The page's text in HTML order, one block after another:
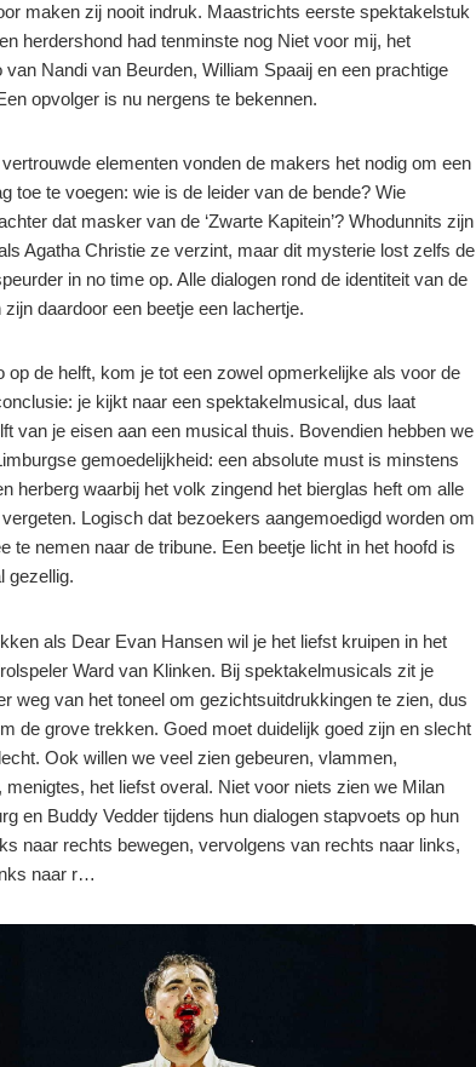
maken zij nooit indruk. Maastrichts eerste spektakelstuk
herdershond had tenminste nog Niet voor mij, het
van Nandi van Beurden, William Spaaij en een prachtige
opvolger is nu nergens te bekennen.
elementen vonden de makers het nodig om een
toe te voegen: wie is de leider van de bende? Wie
dat masker van de ‘Zwarte Kapitein’? Whodunnits zijn
Agatha Christie ze verzint, maar dit mysterie lost zelfs de
in no time op. Alle dialogen rond de identiteit van de
daardoor een beetje een lachertje.
op de helft, kom je tot een zowel opmerkelijke als voor de
je kijkt naar een spektakelmusical, dus laat
van je eisen aan een musical thuis. Bovendien hebben we
gemoedelijkheid: een absolute must is minstens
herberg waarbij het volk zingend het bierglas heft om alle
Logisch dat bezoekers aangemoedigd worden om
te nemen naar de tribune. Een beetje licht in het hoofd is
gezellig.
als Dear Evan Hansen wil je het liefst kruipen in het
Ward van Klinken. Bij spektakelmusicals zit je
weg van het toneel om gezichtsuitdrukkingen te zien, dus
de grove trekken. Goed moet duidelijk goed zijn en slecht
Ook willen we veel zien gebeuren, vlammen,
menigtes, het liefst overal. Niet voor niets zien we Milan
en Buddy Vedder tijdens hun dialogen stapvoets op hun
naar rechts bewegen, vervolgens van rechts naar links,
naar r…